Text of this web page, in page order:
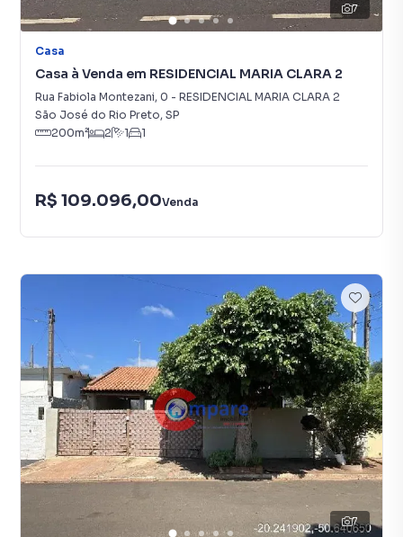
7
Casa
Casa à Venda em RESIDENCIAL MARIA CLARA 2
Rua Fabiola Montezani, 0 - RESIDENCIAL MARIA CLARA 2
São José do Rio Preto, SP
200m² 2 1 1
R$ 109.096,00Venda
7